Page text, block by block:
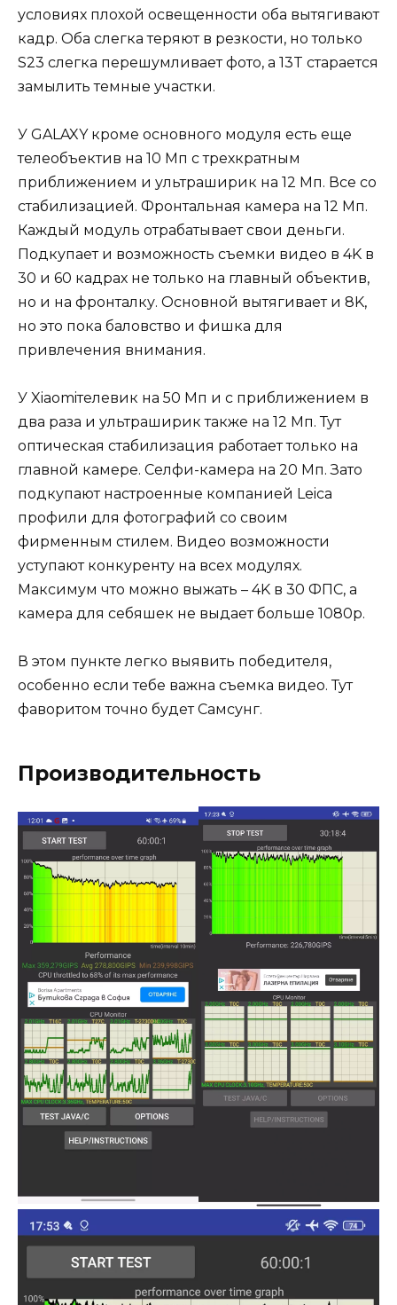
условиях плохой освещенности оба вытягивают
кадр. Оба слегка теряют в резкости, но только
S23 слегка перешумливает фото, а 13T старается
замылить темные участки.
У GALAXY кроме основного модуля есть еще
телеобъектив на 10 Мп с трехкратным
приближением и ультраширик на 12 Мп. Все со
стабилизацией. Фронтальная камера на 12 Мп.
Каждый модуль отрабатывает свои деньги.
Подкупает и возможность съемки видео в 4K в
30 и 60 кадрах не только на главный объектив,
но и на фронталку. Основной вытягивает и 8K,
но это пока баловство и фишка для
привлечения внимания.
У Xiaomiтелевик на 50 Мп и с приближением в
два раза и ультраширик также на 12 Мп. Тут
оптическая стабилизация работает только на
главной камере. Селфи-камера на 20 Мп. Зато
подкупают настроенные компанией Leica
профили для фотографий со своим
фирменным стилем. Видео возможности
уступают конкуренту на всех модулях.
Максимум что можно выжать – 4K в 30 ФПС, а
камера для себяшек не выдает больше 1080p.
В этом пункте легко выявить победителя,
особенно если тебе важна съемка видео. Тут
фаворитом точно будет Самсунг.
Производительность